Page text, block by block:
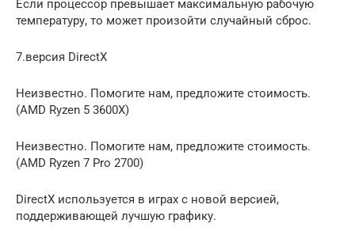
Если процессор превышает максимальную рабочую
температуру, то может произойти случайный сброс.
7.версия DirectX
Неизвестно. Помогите нам, предложите стоимость.
(AMD Ryzen 5 3600X)
Неизвестно. Помогите нам, предложите стоимость.
(AMD Ryzen 7 Pro 2700)
DirectX используется в играх с новой версией,
поддерживающей лучшую графику.